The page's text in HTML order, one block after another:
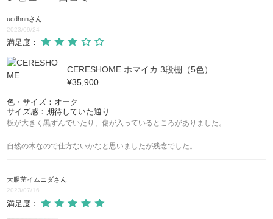
ucdhnnさん
2023/09/24
満足度：
CERESHOME ホマイカ 3段棚（5色）
¥35,900
色・サイズ：オーク
サイズ感：期待していた通り
板が大きく黒ずんでいたり、傷が入っているところがありました。
自然の木なので仕方ないかなと思いましたが残念でした。
大腸菌イムニダさん
2023/07/16
満足度：